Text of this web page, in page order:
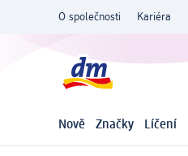
O společnosti Kariéra
Nově Značky Líčení